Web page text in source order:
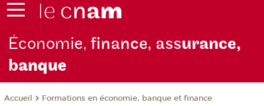
Économie,finance, assurance,
banque
Accueil Formations en économie, banque et finance